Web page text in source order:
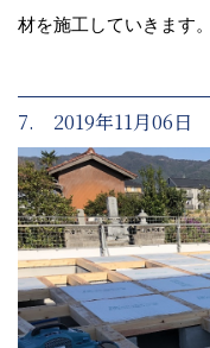
材を施工していきます。
7. 2019年11月06日